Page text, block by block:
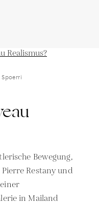
Bewegung,
Restany und
in Mailand